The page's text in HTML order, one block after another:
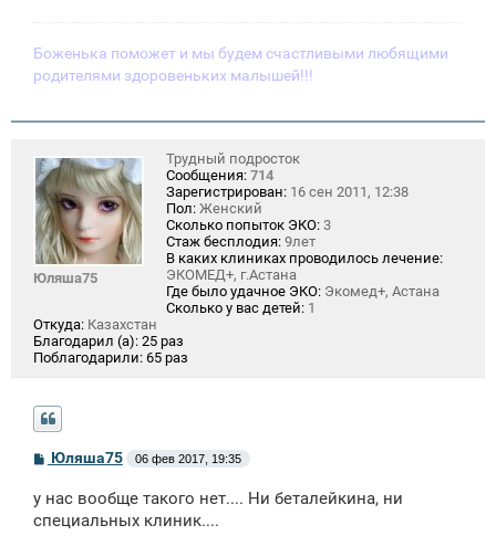
Боженька поможет и мы будем счастливыми любящими
родителями здоровеньких малышей!!!
Юляша75
Трудный подросток
Сообщения: 714
Зарегистрирован: 16 сен 2011, 12:38
Пол: Женский
Сколько попыток ЭКО: 3
Стаж бесплодия: 9лет
В каких клиниках проводилось лечение:
ЭКОМЕД+, г.Астана
Где было удачное ЭКО: Экомед+, Астана
Сколько у вас детей: 1
Откуда: Казахстан
Благодарил (а): 25 раз
Поблагодарили: 65 раз
С
б
щ
Юляша75 06 фев 2017, 19:35
у нас вообще такого нет.... Ни беталейкина, ни
специальных клиник....